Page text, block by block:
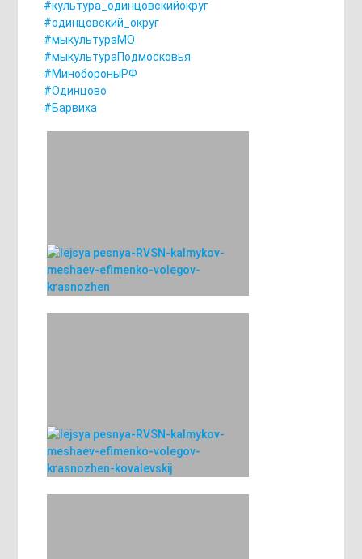
#культура_одинцовскийокруг
#одинцовский_округ
#мыкультураМО
#мыкультураПодмосковья
#МинобороныРФ
#Одинцово
#Барвиха